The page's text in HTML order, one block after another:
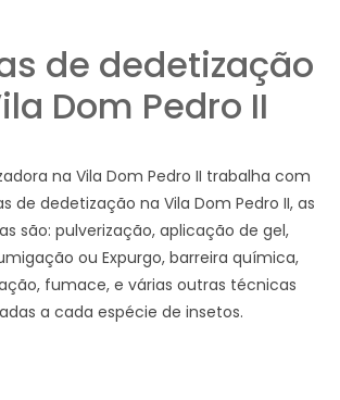
de dedetização
Dom Pedro II
na Vila Dom Pedro II trabalha com
de dedetização na Vila Dom Pedro II, as
são: pulverização, aplicação de gel,
ou Expurgo, barreira química,
fumace, e várias outras técnicas
a cada espécie de insetos.